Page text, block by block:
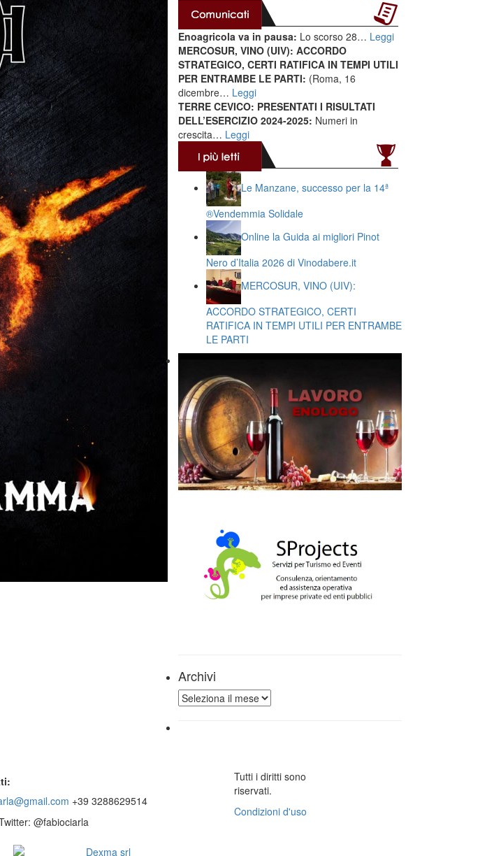
Enoagricola va in pausa: Lo scorso 28… Leggi
MERCOSUR, VINO (UIV): ACCORDO
STRATEGICO, CERTI RATIFICA IN TEMPI UTILI
PER ENTRAMBE LE PARTI: (Roma, 16
dicembre… Leggi
TERRE CEVICO: PRESENTATI I RISULTATI
DELL’ESERCIZIO 2024-2025: Numeri in
crescita… Leggi
Le Manzane, successo per la 14ª
®️Vendemmia Solidale
Online la Guida ai migliori Pinot
Nero d’Italia 2026 di Vinodabere.it
MERCOSUR, VINO (UIV):
ACCORDO STRATEGICO, CERTI
RATIFICA IN TEMPI UTILI PER ENTRAMBE
LE PARTI
Archivi
Archivi
+39 3288629514
@fabiociarla
Tutti i diritti sono
riservati.
Condizioni d'uso
Dexma srl